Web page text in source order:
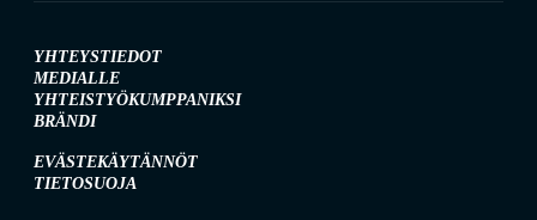
YHTEYSTIEDOT
MEDIALLE
YHTEISTYÖKUMPPANIKSI
BRÄNDI
EVÄSTEKÄYTÄNNÖT
TIETOSUOJA